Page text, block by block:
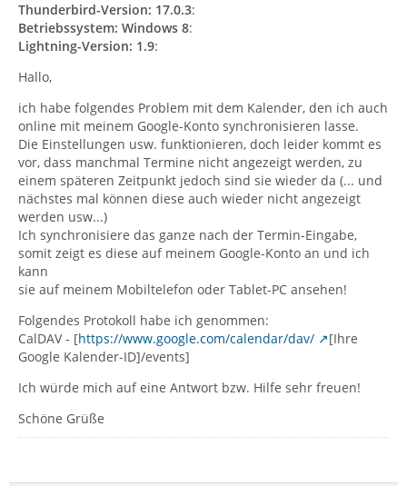
Thunderbird-Version: 17.0.3:
Betriebssystem: Windows 8:
Lightning-Version: 1.9:
Hallo,
ich habe folgendes Problem mit dem Kalender, den ich auch
online mit meinem Google-Konto synchronisieren lasse.
Die Einstellungen usw. funktionieren, doch leider kommt es
vor, dass manchmal Termine nicht angezeigt werden, zu
einem späteren Zeitpunkt jedoch sind sie wieder da (... und
nächstes mal können diese auch wieder nicht angezeigt
werden usw...)
Ich synchronisiere das ganze nach der Termin-Eingabe,
somit zeigt es diese auf meinem Google-Konto an und ich
kann
sie auf meinem Mobiltelefon oder Tablet-PC ansehen!
Folgendes Protokoll habe ich genommen:
CalDAV - [https://www.google.com/calendar/dav/
[Ihre
Google Kalender-ID]/events]
Ich würde mich auf eine Antwort bzw. Hilfe sehr freuen!
Schöne Grüße